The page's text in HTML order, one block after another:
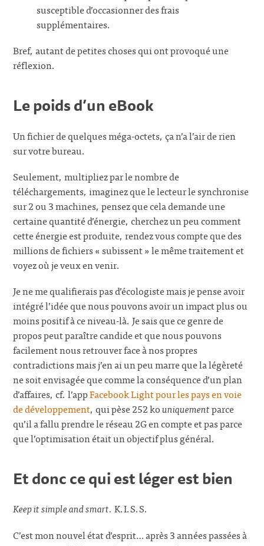
susceptible d’occasionner des frais
supplémentaires.
Bref, autant de petites choses qui ont provoqué une
réflexion.
Le poids d’un eBook
Un fichier de quelques méga-octets, ça n’a l’air de rien
sur votre bureau.
Seulement, multipliez par le nombre de
téléchargements, imaginez que le lecteur le synchronise
sur 2 ou 3 machines, pensez que cela demande une
certaine quantité d’énergie, cherchez un peu comment
cette énergie est produite, rendez vous compte que des
millions de fichiers « subissent » le même traitement et
voyez où je veux en venir.
Je ne me qualifierais pas d’écologiste mais je pense avoir
intégré l’idée que nous pouvons avoir un impact plus ou
moins positif à ce niveau-là. Je sais que ce genre de
propos peut paraître candide et que nous pouvons
facilement nous retrouver face à nos propres
contradictions mais j’en ai un peu marre que la légèreté
ne soit envisagée que comme la conséquence d’un plan
d’affaires, cf. l’appFacebook Light pour les pays en voie
de développement, qui pèse 252 kouniquementparce
qu’il a fallu prendre le réseau 2G en compte et pas parce
que l’optimisation était un objectif plus général.
Et donc ce qui est léger est bien
Keep it simple and smart. K.I.S.S.
C’est mon nouvel état d’esprit… après 3 années passées à